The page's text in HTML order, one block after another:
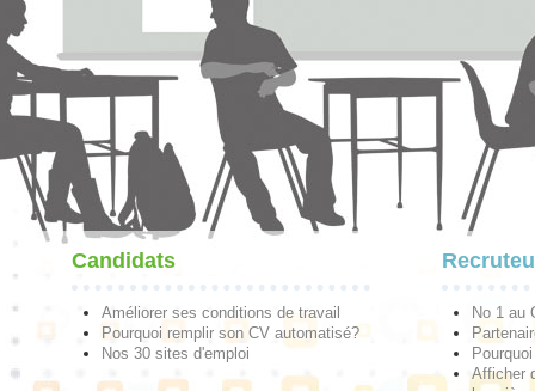
Candidats
Améliorer ses conditions de travail
Pourquoi remplir son CV automatisé?
Nos 30 sites d'emploi
No 1 au
Afficher